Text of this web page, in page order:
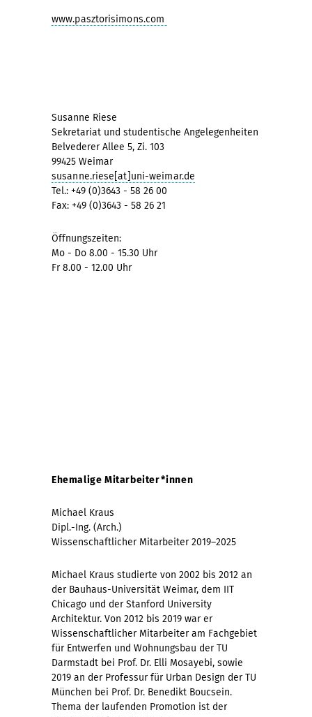
www.pasztorisimons.com
Susanne Riese
Sekretariat und studentische Angelegenheiten
Belvederer Allee 5, Zi. 103
99425 Weimar
susanne.riese[at]uni-weimar.de
Tel.: +49 (0)3643 - 58 26 00
Fax: +49 (0)3643 - 58 26 21
Öffnungszeiten:
Mo - Do 8.00 - 15.30 Uhr
Fr 8.00 - 12.00 Uhr
Ehemalige Mitarbeiter*innen
Michael Kraus
Dipl.-Ing. (Arch.)
Wissenschaftlicher Mitarbeiter 2019–2025
Michael Kraus studierte von 2002 bis 2012 an
der Bauhaus-Universität Weimar, dem IIT
Chicago und der Stanford University
Architektur. Von 2012 bis 2019 war er
Wissenschaftlicher Mitarbeiter am Fachgebiet
für Entwerfen und Wohnungsbau der TU
Darmstadt bei Prof. Dr. Elli Mosayebi, sowie
2019 an der Professur für Urban Design der TU
München bei Prof. Dr. Benedikt Boucsein.
Thema der laufenden Promotion ist der